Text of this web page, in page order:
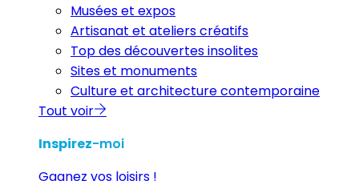
Musées et expos
Artisanat et ateliers créatifs
Top des découvertes insolites
Sites et monuments
Culture et architecture contemporaine
Tout voir
Inspirez-moi
Gagnez vos loisirs !